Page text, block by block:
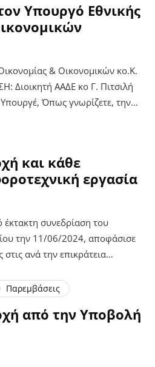
Υπουργό Εθνικής
& Οικονομικών κο.Κ.
Διοικητή ΑΑΔΕ κο Γ. Πιτσιλή
Όπως γνωρίζετε, την…
και κάθε
εργασία
συνεδρίαση του
την 11/06/2024, αποφάσισε
ανά την επικράτεια…
Παρεμβάσεις
από την Υποβολή